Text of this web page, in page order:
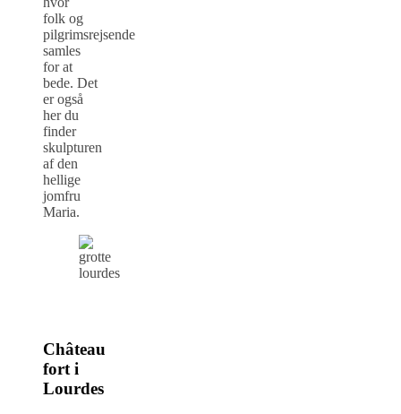
folk og
pilgrimsrejsende
samles
for at
bede. Det
er også
her du
finder
skulpturen
af den
hellige
jomfru
Maria.
Château
fort i
Lourdes